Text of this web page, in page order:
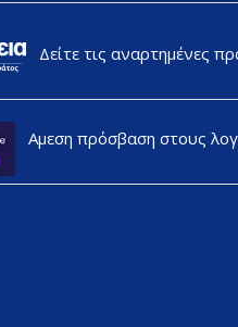
Δείτε τις αναρτημένες
Αμεση πρόσβαση στους